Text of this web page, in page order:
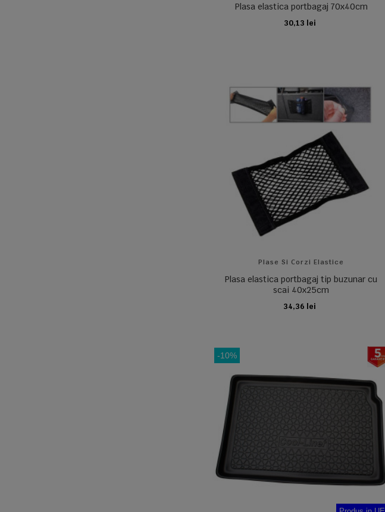
Plasa elastica portbagaj 70x40cm
30,13 lei
ADAUGA IN COS
Plase Si Corzi Elastice
Plasa elastica portbagaj tip buzunar cu
scai 40x25cm
34,36 lei
ADAUGA IN COS
-10%